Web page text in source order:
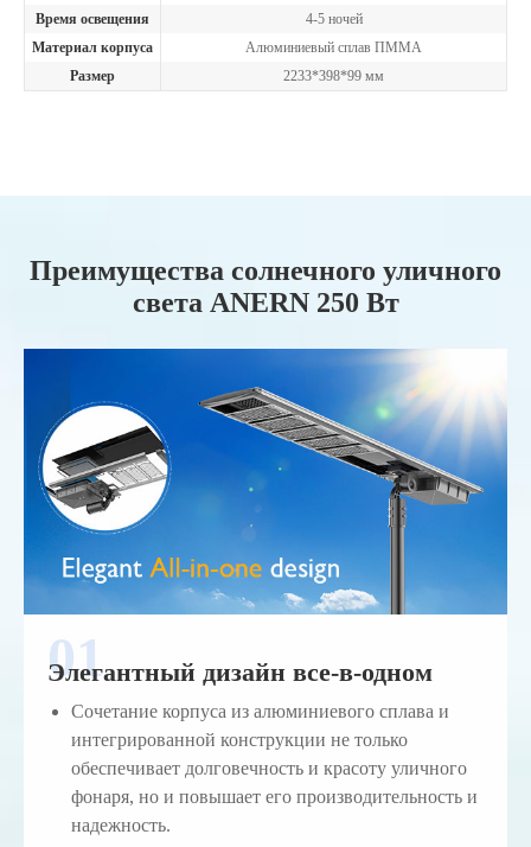
Время освещения
4-5 ночей
Материал корпуса
Алюминиевый сплав ПММА
Размер
2233*398*99 мм
Преимущества солнечного уличного
света ANERN 250 Вт
Элегантный дизайн все-в-одном
Сочетание корпуса из алюминиевого сплава и
интегрированной конструкции не только
обеспечивает долговечность и красоту уличного
фонаря, но и повышает его производительность и
надежность.